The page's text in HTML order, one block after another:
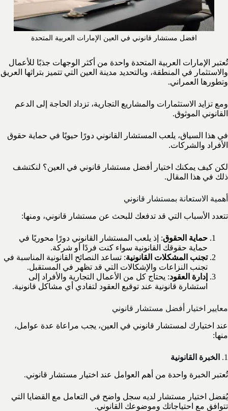
افضل مستشار قانوني في العين الإمارات العربية المتحدة
تُعتبر الإمارات العربية المتحدة واحدة من أكثر الوجهات جذبًا للأعمال
والاستثمار في المنطقة، وبالتحديد مدينة العين التي تتميز بتراثها العريق
وتطورها العمراني.
ومع تزايد الاستثمارات والمشاريع التجارية، تزداد الحاجة إلى الدعم
القانوني الموثوق.
في هذا السياق، يلعب المستشار القانوني دورًا حيويًا في حماية حقوق
الأفراد والشركات.
لكن كيف يمكنك اختيار أفضل مستشار قانوني في العين؟ لنكتشف
ذلك في هذا المقال.
أهمية الاستعانة بمستشار قانوني
تتعدد الأسباب التي قد تدفعك للبحث عن مستشار قانوني، ومنها:
حماية الحقوق: إذ يلعب المستشار القانوني دورًا محوريًا في
حماية حقوقك القانونية سواء كنت فردًا أو شركة.
تجنب المشكلات القانونية: تساعد النصائح القانونية المناسبة في
تجنب النزاعات والإشكالات التي قد تظهر في المستقبل.
إدارة العقود: يحتاج كل من الأعمال التجارية والأفراد إلى
استشارة قانونية عند توقيع العقود لتفادي أي مشاكل قانونية.
معايير اختيار أفضل مستشار قانوني
عند اختيارك لمستشار قانوني في العين، يجب مراعاة عدة عوامل،
منها:
1.
الخبرة القانونية
تُعتبر الخبرة واحدة من أهم العوامل عند اختيار مستشار قانوني.
يُفضل اختيار مستشار لديه سجل واضح في التعامل مع القضايا التي
تتوافق مع احتياجاتك وموضوعك القانوني.